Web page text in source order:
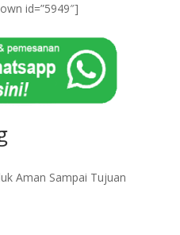
id=”5949″]
Aman Sampai Tujuan